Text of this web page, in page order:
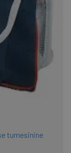
tumesinine